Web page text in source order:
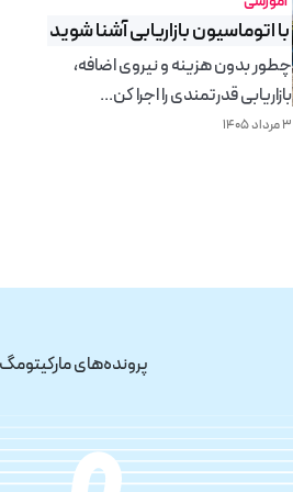
با اتوماسیون بازاریابی آشنا شوید
چطور بدون هزینه و نیروی اضافه،
بازاریابی قدرتمندی را اجرا کن...
۳ مرداد ۱۴۰۵
پرونده‌های مارکیتومگ